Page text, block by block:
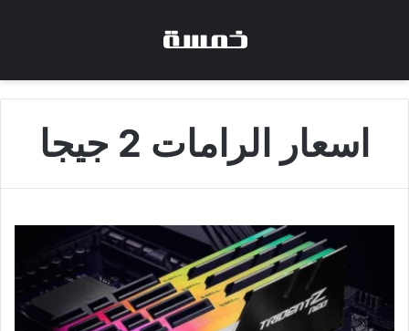
اسعار الرامات 2 جيجا